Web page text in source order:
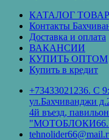
КАТАЛОГ
Контакты
Доставка и оплата
ВАКАНСИИ
КУПИТЬ ОПТОМ
Купить в кредит
+73433021236. С
ул.Бахчиванджи
4й въезд,